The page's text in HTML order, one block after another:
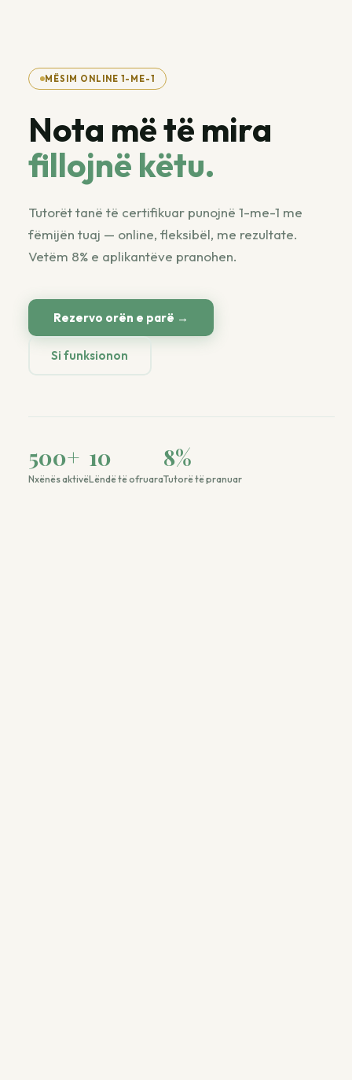
MËSIM ONLINE 1-ME-1
Nota më të mira
fillojnë këtu.
Tutorët tanë të certifikuar punojnë 1-me-1 me
fëmijën tuaj — online, fleksibël, me rezultate.
Vetëm 8% e aplikantëve pranohen.
Rezervo orën e parë →
Si funksionon
500+
Nxënës aktivë
10
Lëndë të ofruara
8%
Tutorë të pranuar